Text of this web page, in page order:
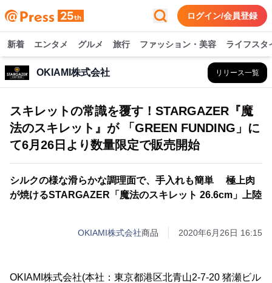
ログイン/会員登録
新着 エンタメ グルメ 旅行 ファッション・美容 ライフスタ
OKIAMI株式会社 リリース一覧
スキレットの常識を覆す！STARGAZER『魔
法のスキレット』が 「GREEN FUNDING」に
て6月26日より数量限定で販売開始
シルクの様な滑らかな調理面で、手入れも簡単 極上肉
が焼けるSTARGAZER「魔法のスキレット 26.6cm」上陸
OKIAMI株式会社商品 2020年6月26日 16:15
OKIAMI株式会社(本社：東京都港区北青山2-7-20 猪瀬ビル